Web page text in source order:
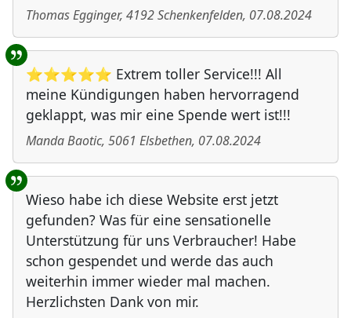
Thomas Egginger, 4192Schenkenfelden, 07.08.2024
⭐⭐⭐⭐⭐ Extrem toller Service!!! All
meine Kündigungen haben hervorragend
geklappt, was mir eine Spende wert ist!!!
Manda Baotic, 5061 Elsbethen, 07.08.2024
Wieso habe ich diese Website erst jetzt
gefunden? Was für eine sensationelle
Unterstützung für uns Verbraucher! Habe
schon gespendet und werde das auch
weiterhin immer wieder mal machen.
Herzlichsten Dank von mir.